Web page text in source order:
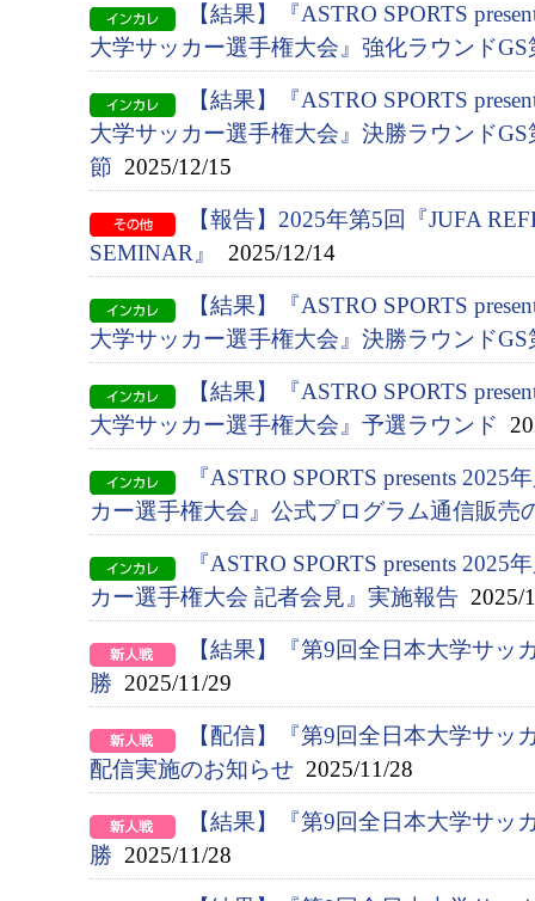
【結果】『ASTRO SPORTS
大学サッカー選手権大会』強化ラウンドGS
【結果】『ASTRO SPORTS
大学サッカー選手権大会』決勝ラウンド
節 2025/12/15
【報告】2025年第5回『JUFA
SEMINAR』
2025/12/14
【結果】『ASTRO SPORTS
大学サッカー選手権大会』決勝ラウンドGS
【結果】『ASTRO SPORTS
大学サッカー選手権大会』予選ラウンド
『ASTRO SPORTS presents
カー選手権大会』公式プログラム通信販売
『ASTRO SPORTS presents
カー選手権大会 記者会見』実施報告 2025/
【結果】『第9回全日本大学サッ
勝 2025/11/29
【配信】『第9回全日本大学サッ
配信実施のお知らせ 2025/11/28
【結果】『第9回全日本大学サッ
勝 2025/11/28